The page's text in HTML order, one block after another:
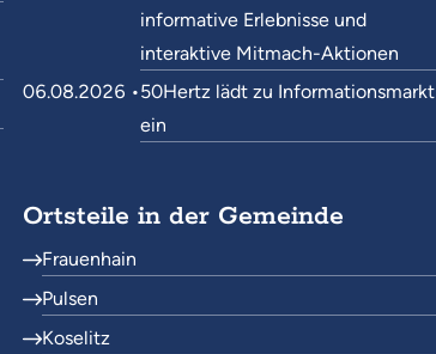
informative Erlebnisse und
interaktive Mitmach-Aktionen
06.08.2026 •50Hertz lädt zu Informationsmarkt
ein
Ortsteile in der Gemeinde
Frauenhain
Pulsen
Koselitz